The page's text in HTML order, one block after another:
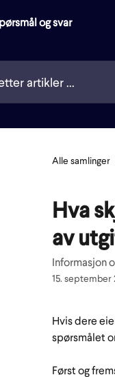
...
Alle samlinger
Hva
av
Informasjon
15. september
Hvis dere
spørsmålet
Først og